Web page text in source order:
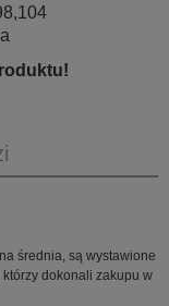
średnia, są wystawione
dokonali zakupu w